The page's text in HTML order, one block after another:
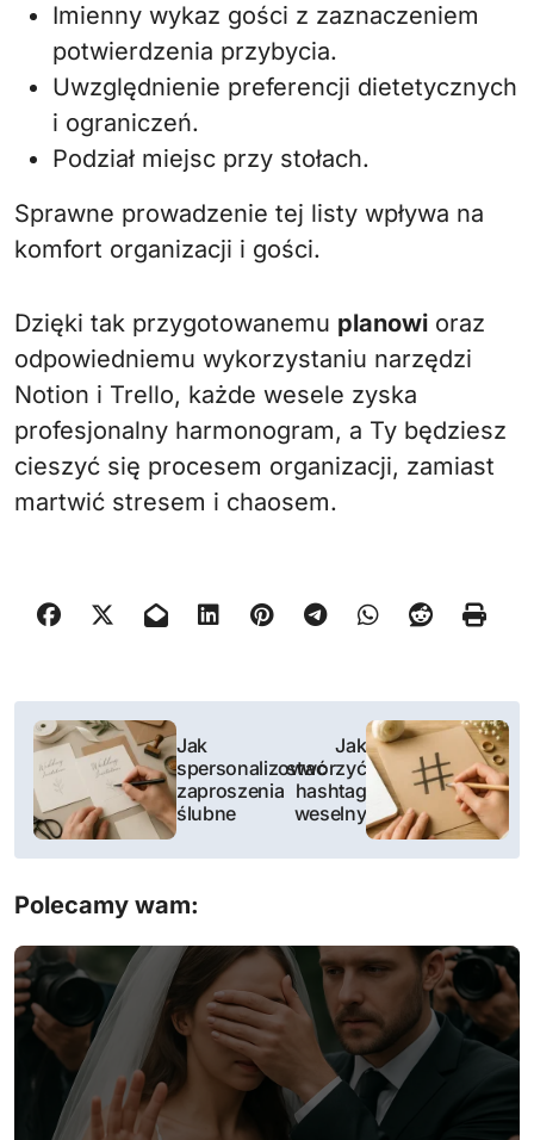
Imienny wykaz gości z zaznaczeniem
potwierdzenia przybycia.
Uwzględnienie preferencji dietetycznych
i ograniczeń.
Podział miejsc przy stołach.
Sprawne prowadzenie tej listy wpływa na
komfort organizacji i gości.
Dzięki tak przygotowanemu planowi oraz
odpowiedniemu wykorzystaniu narzędzi
Notion i Trello, każde wesele zyska
profesjonalny harmonogram, a Ty będziesz
cieszyć się procesem organizacji, zamiast
martwić stresem i chaosem.
N
w
i
g
a
c
Jak
spersonalizować
zaproszenia
ślubne
Jak
stworzyć
hashtag
weselny
Polecamy wam: